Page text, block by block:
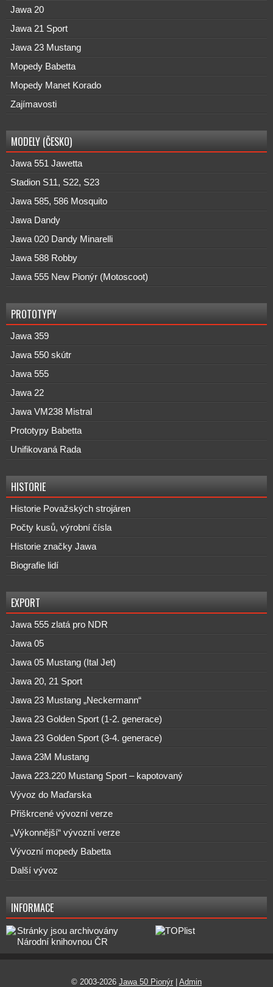
Jawa 20
Jawa 21 Sport
Jawa 23 Mustang
Mopedy Babetta
Mopedy Manet Korado
Zajímavosti
MODELY (ČESKO)
Jawa 551 Jawetta
Stadion S11, S22, S23
Jawa 585, 586 Mosquito
Jawa Dandy
Jawa 020 Dandy Minarelli
Jawa 588 Robby
Jawa 555 New Pionýr (Motoscoot)
PROTOTYPY
Jawa 359
Jawa 550 skútr
Jawa 555
Jawa 22
Jawa VM238 Mistral
Prototypy Babetta
Unifikovaná Rada
HISTORIE
Historie Považských strojáren
Počty kusů, výrobní čísla
Historie značky Jawa
Biografie lidí
EXPORT
Jawa 555 zlatá pro NDR
Jawa 05
Jawa 05 Mustang (Ital Jet)
Jawa 20, 21 Sport
Jawa 23 Mustang „Neckermann“
Jawa 23 Golden Sport (1-2. generace)
Jawa 23 Golden Sport (3-4. generace)
Jawa 23M Mustang
Jawa 223.220 Mustang Sport – kapotovaný
Vývoz do Maďarska
Přiškrcené vývozní verze
„Výkonnější“ vývozní verze
Vývozní mopedy Babetta
Další vývoz
INFORMACE
© 2003-2026 Jawa 50 Pionýr | Admin